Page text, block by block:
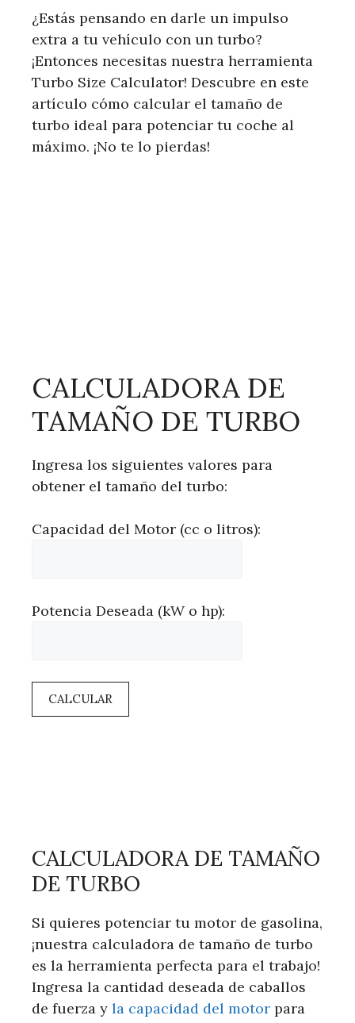
¿Estás pensando en darle un impulso
extra a tu vehículo con un turbo?
¡Entonces necesitas nuestra herramienta
Turbo Size Calculator! Descubre en este
artículo cómo calcular el tamaño de
turbo ideal para potenciar tu coche al
máximo. ¡No te lo pierdas!
CALCULADORA DE
TAMAÑO DE TURBO
Ingresa los siguientes valores para
obtener el tamaño del turbo:
Capacidad del Motor (cc o litros):
Potencia Deseada (kW o hp):
CALCULAR
CALCULADORA DE TAMAÑO
DE TURBO
Si quieres potenciar tu motor de gasolina,
¡nuestra calculadora de tamaño de turbo
es la herramienta perfecta para el trabajo!
Ingresa la cantidad deseada de caballos
de fuerza y la capacidad del motor para